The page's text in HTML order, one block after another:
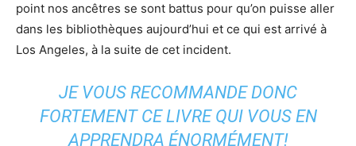
point nos ancêtres se sont battus pour qu’on puisse aller
dans les bibliothèques aujourd’hui et ce qui est arrivé à
Los Angeles, à la suite de cet incident.
JE VOUS RECOMMANDE DONC
FORTEMENT CE LIVRE QUI VOUS EN
APPRENDRA ÉNORMÉMENT!